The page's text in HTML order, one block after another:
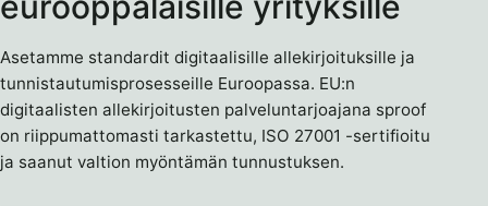
Asetamme standardit digitaalisille allekirjoituksille ja
tunnistautumisprosesseille Euroopassa. EU:n
digitaalisten allekirjoitusten palveluntarjoajana sproof
on riippumattomasti tarkastettu, ISO 27001 -sertifioitu
ja saanut valtion myöntämän tunnustuksen.